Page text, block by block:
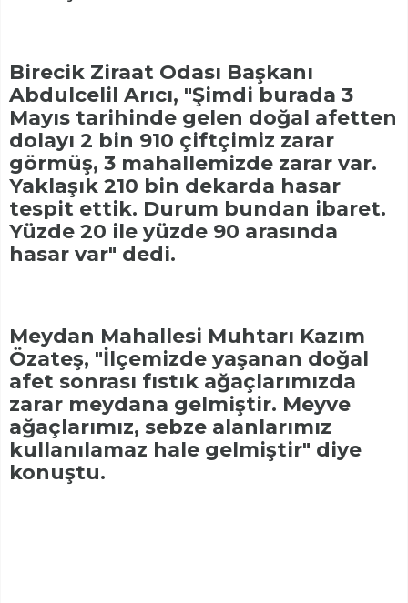
Birecik Ziraat Odası Başkanı
Abdulcelil Arıcı, "Şimdi burada 3
Mayıs tarihinde gelen doğal afetten
dolayı 2 bin 910 çiftçimiz zarar
görmüş, 3 mahallemizde zarar var.
Yaklaşık 210 bin dekarda hasar
tespit ettik. Durum bundan ibaret.
Yüzde 20 ile yüzde 90 arasında
hasar var" dedi.
Meydan Mahallesi Muhtarı Kazım
Özateş, "İlçemizde yaşanan doğal
afet sonrası fıstık ağaçlarımızda
zarar meydana gelmiştir. Meyve
ağaçlarımız, sebze alanlarımız
kullanılamaz hale gelmiştir" diye
konuştu.